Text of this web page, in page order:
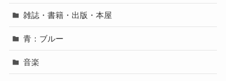
雑誌・書籍・出版・本屋
青：ブルー
音楽